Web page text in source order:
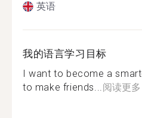
英语
我的语言学习目标
I want to become a
to make friends...阅读更多